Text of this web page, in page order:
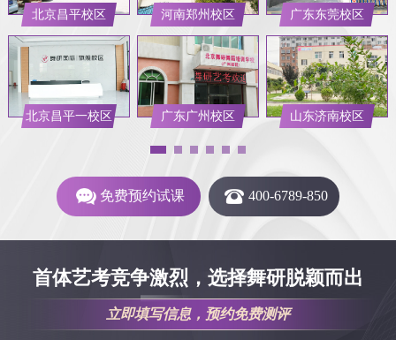
北京昌平校区
北京昌平一校区
河南郑州校区
广东广州校区
广东东莞校区
山东济南校区
免费预约试课 400-6789-850
首体艺考竞争激烈，选择舞研脱颖而出
立即填写信息，预约免费测评